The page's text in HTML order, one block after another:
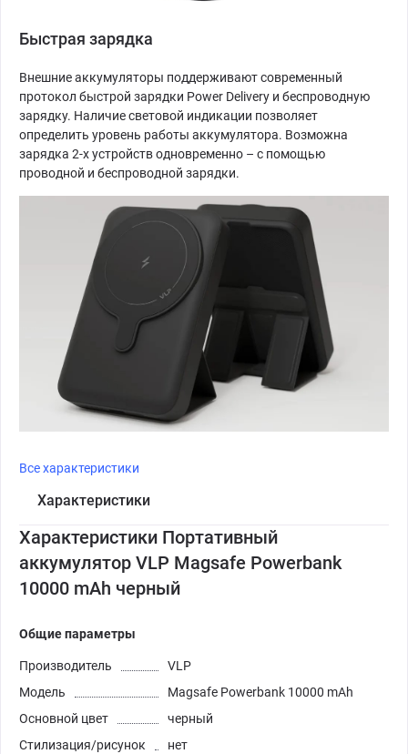
Быстрая зарядка
Внешние аккумуляторы поддерживают современный
протокол быстрой зарядки Power Delivery и беспроводную
зарядку. Наличие световой индикации позволяет
определить уровень работы аккумулятора. Возможна
зарядка 2-х устройств одновременно – с помощью
проводной и беспроводной зарядки.
Все характеристики
Характеристики
Характеристики Портативный
аккумулятор VLP Magsafe Powerbank
10000 mAh черный
Общие параметры
Производитель
VLP
Модель
Magsafe Powerbank 10000 mAh
Основной цвет
черный
Стилизация/рисунок
нет